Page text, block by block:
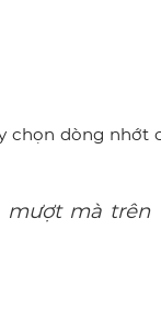
chọn dòng nhớt
mượt mà trên